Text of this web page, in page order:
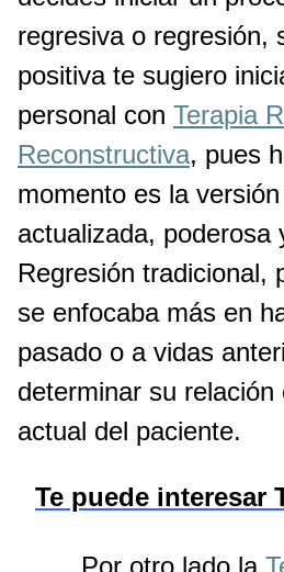
regresiva o regresión,
positiva te sugiero
personal con Terapia
Reconstructiva, pues
momento es la
actualizada, poderosa
Regresión tradicional,
se enfocaba más en
pasado o a vidas
determinar su relación
actual del paciente.
Te puede interesar
Por otro lado la